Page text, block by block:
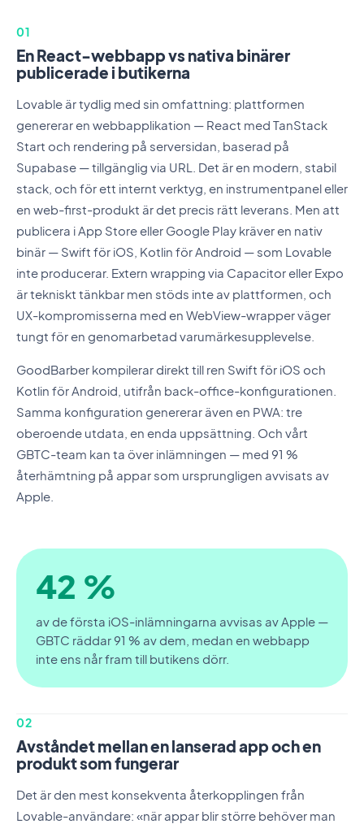
01
En React-webbapp vs nativa binärer
publicerade i butikerna
Lovable är tydlig med sin omfattning: plattformen
genererar en webbapplikation — React med TanStack
Start och rendering på serversidan, baserad på
Supabase — tillgänglig via URL. Det är en modern, stabil
stack, och för ett internt verktyg, en instrumentpanel eller
en web-first-produkt är det precis rätt leverans. Men att
publicera i App Store eller Google Play kräver en nativ
binär — Swift för iOS, Kotlin för Android — som Lovable
inte producerar. Extern wrapping via Capacitor eller Expo
är tekniskt tänkbar men stöds inte av plattformen, och
UX-kompromisserna med en WebView-wrapper väger
tungt för en genomarbetad varumärkesupplevelse.
GoodBarber kompilerar direkt till ren Swift för iOS och
Kotlin för Android, utifrån back-office-konfigurationen.
Samma konfiguration genererar även en PWA: tre
oberoende utdata, en enda uppsättning. Och vårt
GBTC-team kan ta över inlämningen — med 91 %
återhämtning på appar som ursprungligen avvisats av
Apple.
42 %
av de första iOS-inlämningarna avvisas av Apple —
GBTC räddar 91 % av dem, medan en webbapp
inte ens når fram till butikens dörr.
02
Avståndet mellan en lanserad app och en
produkt som fungerar
Det är den mest konsekventa återkopplingen från
Lovable-användare: «när appar blir större behöver man